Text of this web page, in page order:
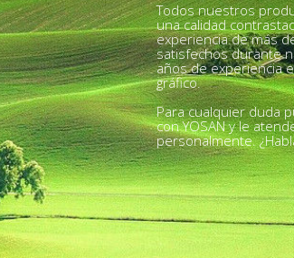
Todos nuestros
una calidad
experiencia de más
satisfechos durante
años de experiencia
gráfico.
Para cualquier duda
con YOSAN y le
personalmente.